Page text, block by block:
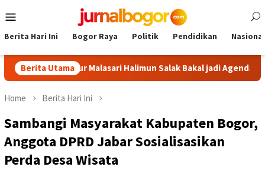
to
Menu
Berita Hari Ini Bogor Raya Politik Pendidikan Nasional
Berita Utama
Tour Malasari Halimun Salak Bakal jadi Agenda Tahunan
Home Berita Hari Ini
Sambangi Masyarakat Kabupaten Bogor,
Anggota DPRD Jabar Sosialisasikan
Perda Desa Wisata